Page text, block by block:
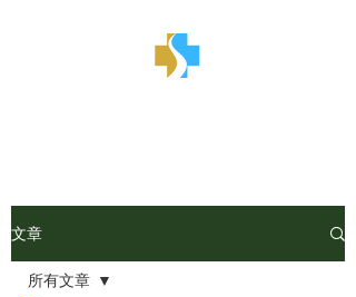
文章
所有文章